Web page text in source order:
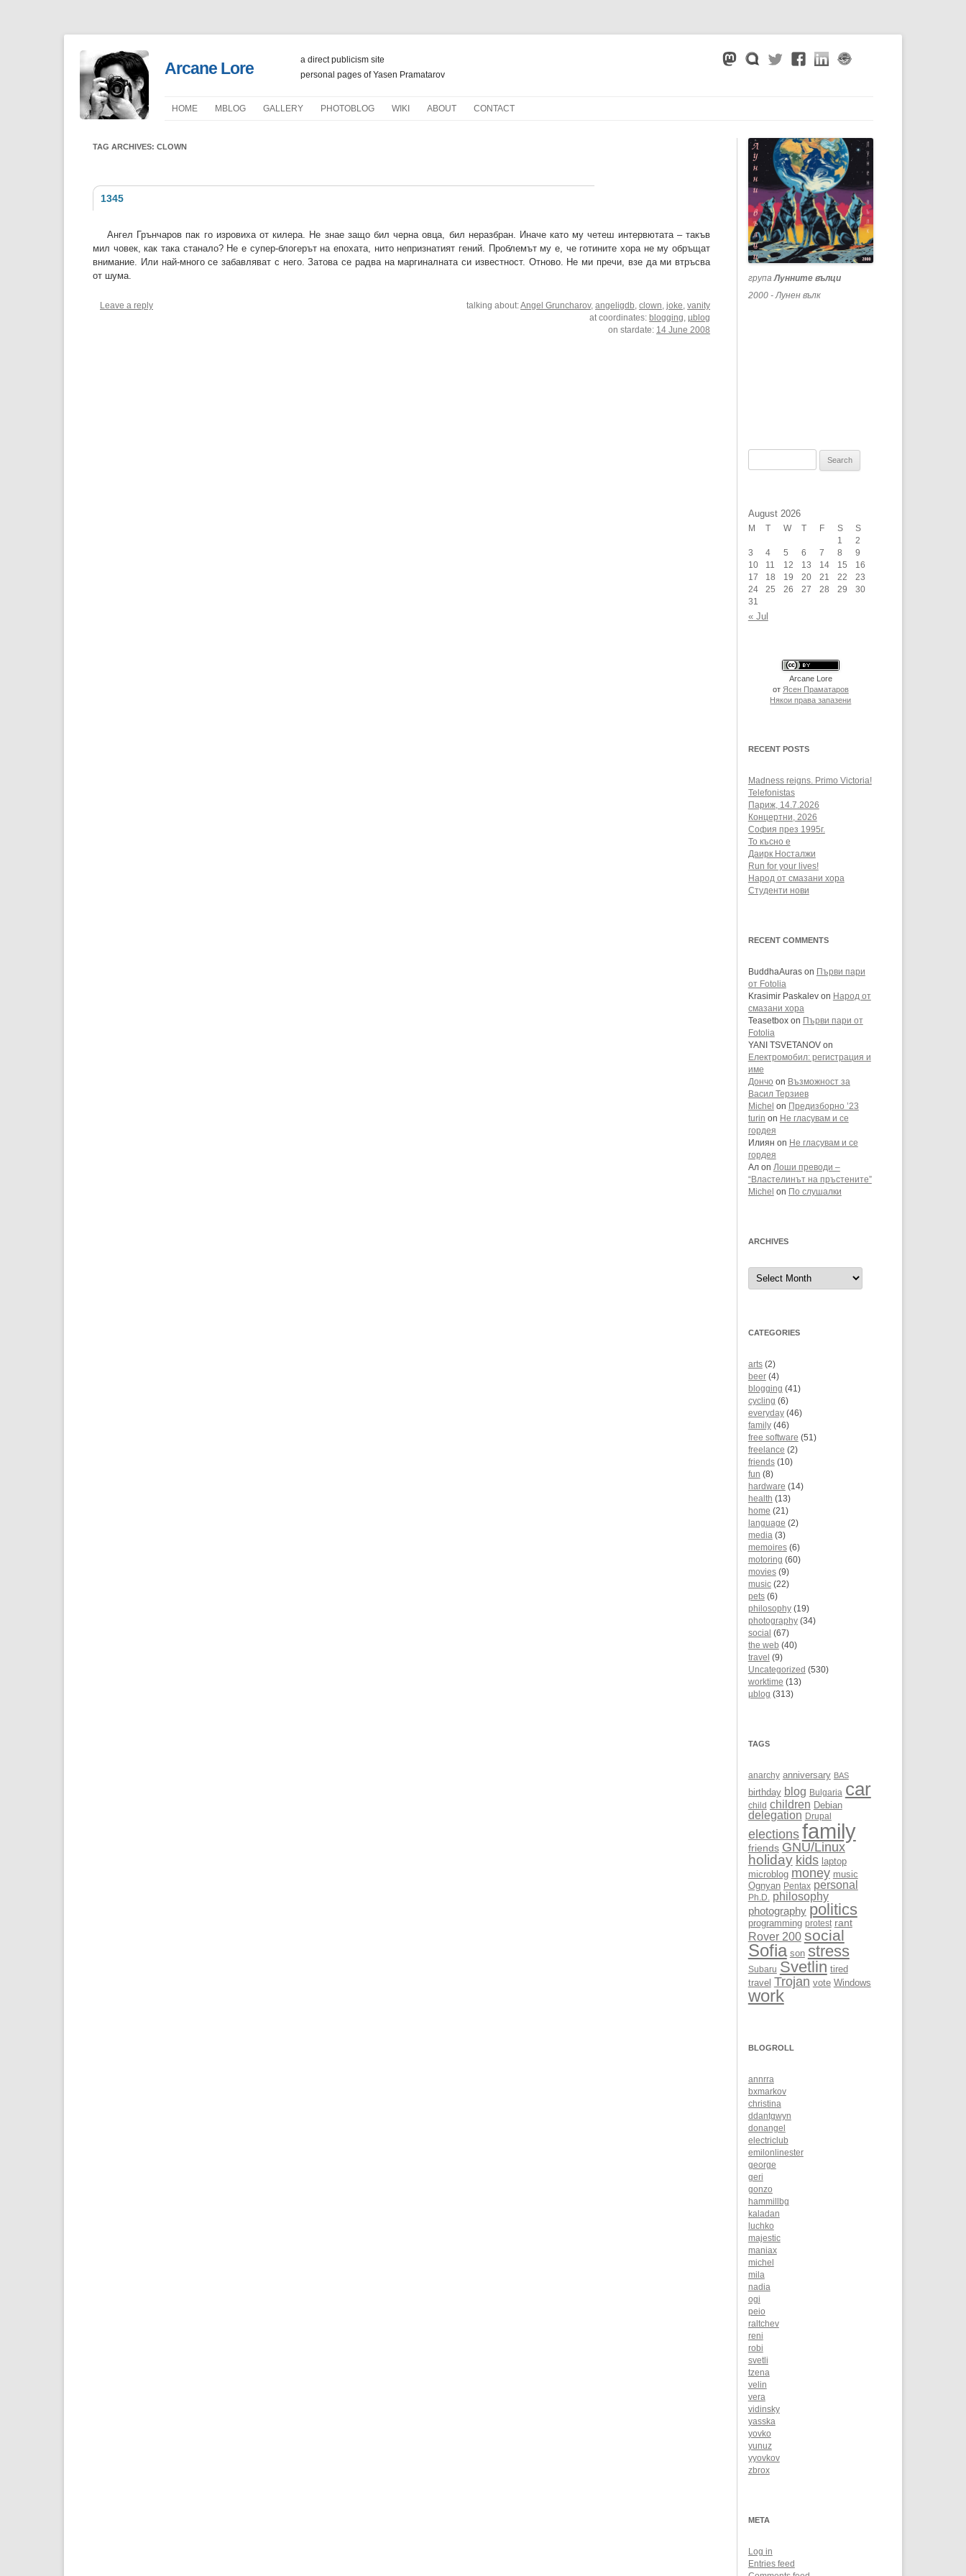
Arcane Lore
a direct publicism site
personal pages of Yasen Pramatarov
HOME ΜBLOG GALLERY PHOTOBLOG WIKI ABOUT CONTACT
TAG ARCHIVES: CLOWN
1345
Ангел Грънчаров пак го изровиха от килера. Не знае защо бил черна овца, бил неразбран. Иначе като му четеш интервютата – такъв
мил човек, как така станало? Не е супер-блогерът на епохата, нито непризнатият гений. Проблемът му е, че готините хора не му обръщат
внимание. Или най-много се забавляват с него. Затова се радва на маргиналната си известност. Отново. Не ми пречи, взе да ми втръсва
от шума.
Leave a reply talking about:Angel Gruncharov,angeligdb ,clown ,joke ,vanity
at coordinates: blogging ,µblog
on stardate: 14 June 2008
групаЛунните вълци
2000 - Лунен вълк
August 2026
M W F S
S
1
2
3
4 5 6 7 8
9
10
11 12 13 14 15
16
17
18 19 20 21 22
23
24
25 26 27 28 29
30
31
« Jul
Arcane Lore
от Ясен Праматаров
Някои права запазени
RECENT POSTS
Madness reigns. Primo Victoria!
Telefonistas
Париж, 14.7.2026
Концертни, 2026
София през 1995г.
То късно е
Даирк Носталжи
Run for your lives!
Народ от смазани хора
Студенти нови
RECENT COMMENTS
BuddhaAurason
Първи пари
от Fotolia
Krasimir Paskalevon Народ от
смазани хора
Teasetboxon
Първи пари от
Fotolia
YANI TSVETANOVon
Електромобил: регистрация и
име
Дончо on Възможност за
Васил Терзиев
Michel on
Предизборно ’23
turin on Не гласувам и се
гордея
Илиян on Не гласувам и се
гордея
Алon Лоши преводи –
“Властелинът на пръстените”
Michel on По слушалки
ARCHIVES
Archives
CATEGORIES
arts(2)
beer(4)
blogging (41)
cycling (6)
everyday(46)
family(46)
free software (51)
freelance (2)
friends(10)
fun (8)
hardware (14)
health (13)
home (21)
language (2)
media (3)
memoires(6)
motoring (60)
movies(9)
music(22)
pets(6)
philosophy(19)
photography(34)
social (67)
the web (40)
travel (9)
Uncategorized (530)
worktime (13)
µblog (313)
TAGS
anarchy anniversary BAS
birthday blog Bulgaria car
child children Debian
delegation Drupal
elections family
friends GNU/Linux
holiday kids laptop
microblog money music
Ognyan Pentax personal
Ph.D. philosophy
photography politics
programming protest rant
Rover 200 social
Sofia son stress
Subaru Svetlin tired
travel Trojan vote Windows
work
BLOGROLL
annrra
bxmarkov
christina
ddantgwyn
donangel
electriclub
emilonlinester
george
geri
gonzo
hammillbg
kaladan
luchko
majestic
maniax
michel
mila
nadia
ogi
peio
raltchev
reni
robi
svetli
tzena
velin
vera
vidinsky
yasska
yovko
yunuz
yyovkov
zbrox
META
Log in
Entries feed